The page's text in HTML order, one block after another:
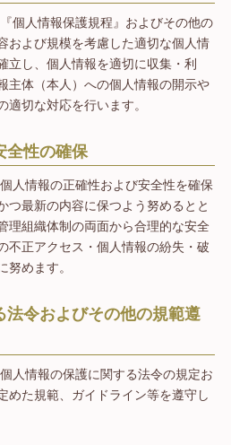
個人情報保護規程』およびその他の
および規模を考慮した適切な個人情
立し、個人情報を適切に収集・利
主体（本人）への個人情報の開示や
適切な対応を行います。
全性の確保
人情報の正確性および安全性を確保
つ最新の内容に保つよう努めるとと
理組織体制の両面から合理的な安全
不正アクセス・個人情報の紛失・破
努めます。
法令およびその他の規範遵
人情報の保護に関する法令の規定お
めた規範、ガイドライン等を遵守し